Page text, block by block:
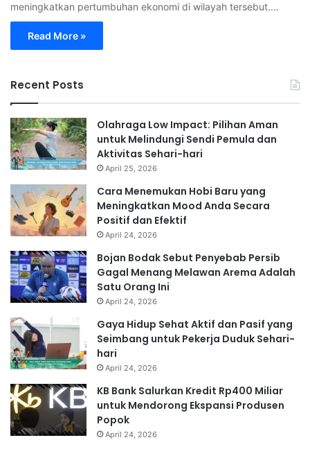
meningkatkan pertumbuhan ekonomi di wilayah tersebut.…
Read More »
Recent Posts
Olahraga Low Impact: Pilihan Aman
untuk Melindungi Sendi Pemula dan
Aktivitas Sehari-hari
April 25, 2026
Cara Menemukan Hobi Baru yang
Meningkatkan Mood Anda Secara
Positif dan Efektif
April 24, 2026
Bojan Bodak Sebut Penyebab Persib
Gagal Menang Melawan Arema Adalah
Satu Orang Ini
April 24, 2026
Gaya Hidup Sehat Aktif dan Pasif yang
Seimbang untuk Pekerja Duduk Sehari-
hari
April 24, 2026
KB Bank Salurkan Kredit Rp400 Miliar
untuk Mendorong Ekspansi Produsen
Popok
April 24, 2026